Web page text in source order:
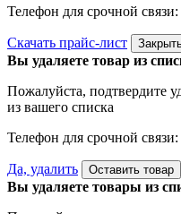
Телефон для срочной связи:
Скачать прайс-лист
Вы удаляете товар из
Пожалуйста, подтвердите
из вашего списка
Телефон для срочной связи:
Да, удалить Оставить товар
Вы удаляете товары из